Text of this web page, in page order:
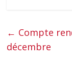
← Compte
décembre